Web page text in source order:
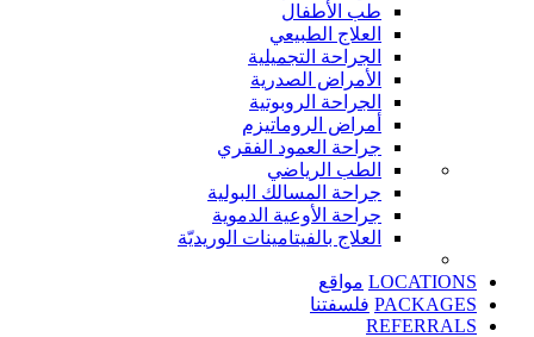
طب الأطفال
العلاج الطبيعي
الجراحة التجميلية
الأمراض الصدرية
الجراحة الروبوتية
أمراض الروماتيزم
جراحة العمود الفقري
الطب الرياضي
جراحة المسالك البولية
جراحة الأوعية الدموية
العلاج بالفيتامينات الوريديّة
LOCATIONS مواقع
PACKAGES فلسفتنا
REFERRALS